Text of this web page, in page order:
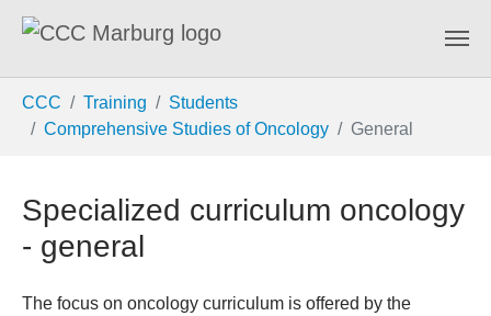
CCC Training
Students
Comprehensive Studies of Oncology
General
Specialized curriculum oncology
- general
The focus on oncology curriculum is offered by the